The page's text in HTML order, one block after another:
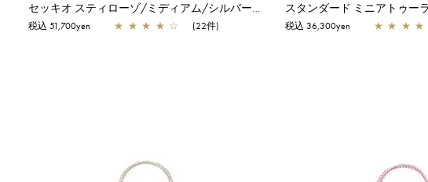
セッキオ スティローゾ/ミディアム/シルバーゴールド
税込 51,700yen ★ ★ ★ ★ ☆ (22件) 税込 36,300yen ★ ★ ★ ★